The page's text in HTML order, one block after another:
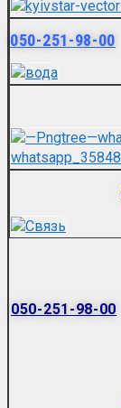
050-251-98-00
050-251-98-00